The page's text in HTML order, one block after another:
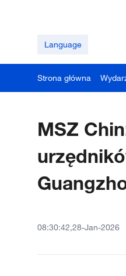
Language
Strona główna
MSZ
08:30:42,28-Jan-2026